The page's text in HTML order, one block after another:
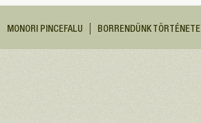
MONORI PINCEFALU BORRENDÜNK TÖRTÉNETE